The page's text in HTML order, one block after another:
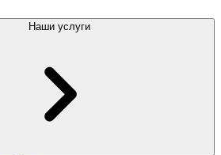
Наши услуги